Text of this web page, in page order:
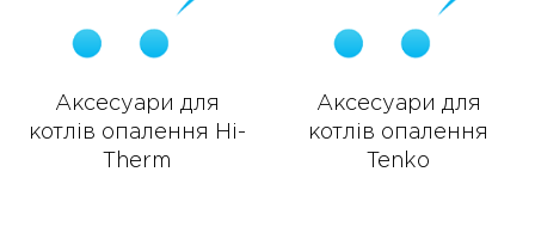
Аксесуари для
котлів опалення Hi-
Therm
Аксесуари для
котлів опалення
Tenko